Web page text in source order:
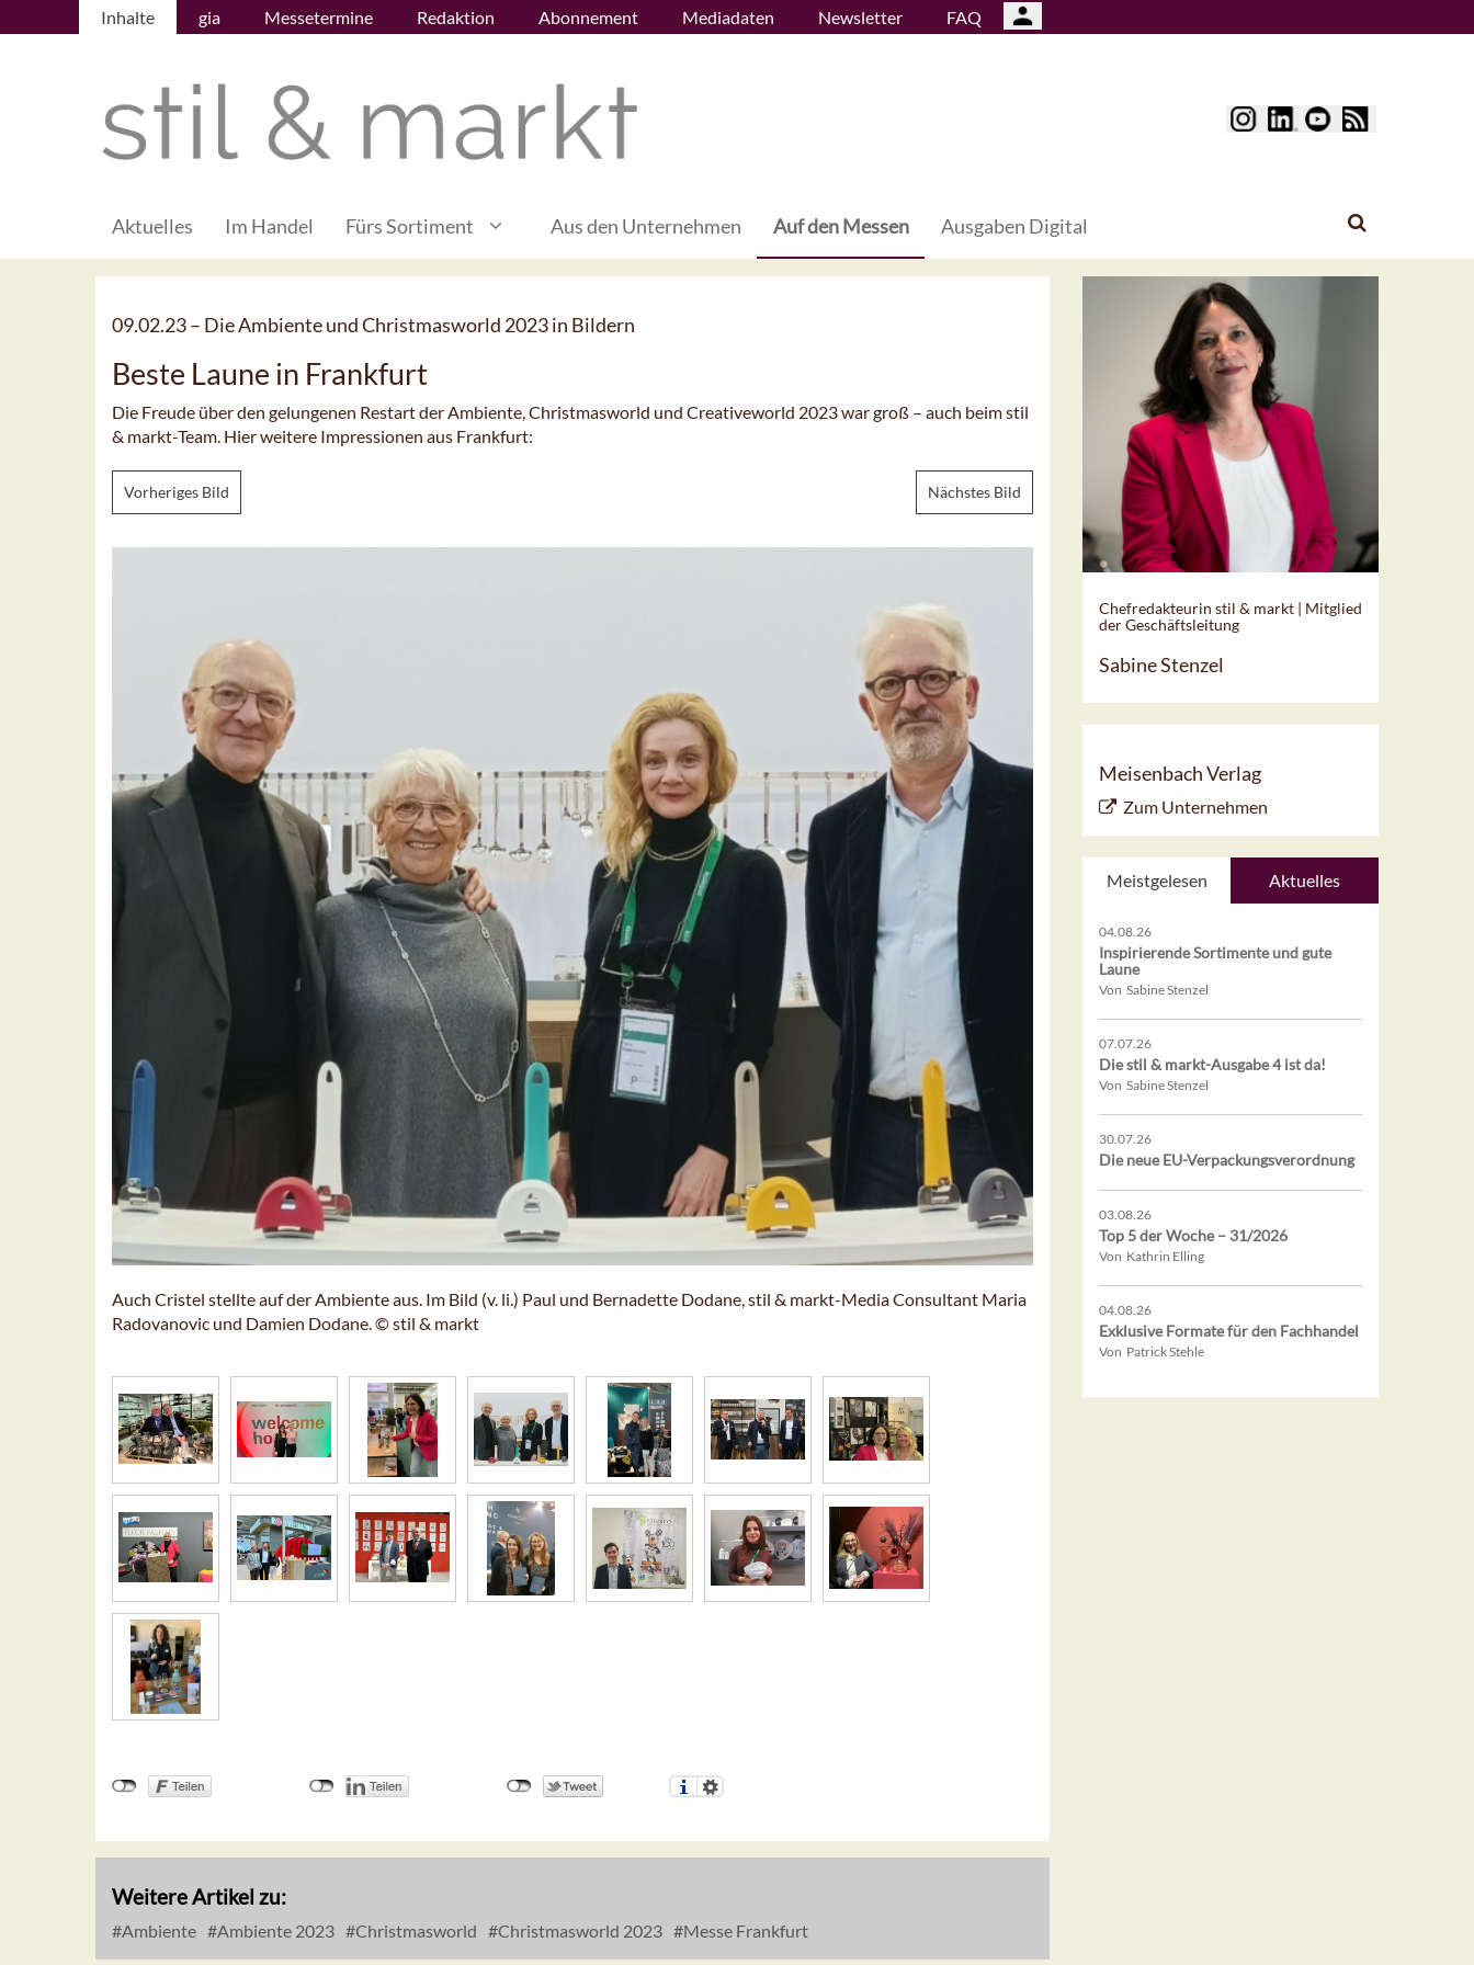
Inhalte gia Messetermine Redaktion Abonnement Mediadaten Newsletter FAQ
Aktuelles Im Handel Fürs Sortiment Aus den Unternehmen Auf den Messen Ausgaben Digital
09.02.23 – Die Ambiente und Christmasworld 2023 in Bildern
Beste Laune in Frankfurt
Die Freude über den gelungenen Restart der Ambiente, Christmasworld und Creativeworld 2023 war groß – auch beim stil
& markt-Team. Hier weitere Impressionen aus Frankfurt:
Vorheriges Bild Nächstes Bild
Auch Cristel stellte auf der Ambiente aus. Im Bild (v. li.) Paul und Bernadette Dodane, stil & markt-Media Consultant Maria
Radovanovic und Damien Dodane. © stil & markt
Weitere Artikel zu:
Ambiente Ambiente 2023 Christmasworld Christmasworld 2023 Messe Frankfurt
Chefredakteurin stil & markt | Mitglied
der Geschäftsleitung
Sabine Stenzel
Meisenbach Verlag
Zum Unternehmen
Meistgelesen Aktuelles
04.08.26
Inspirierende Sortimente und gute
Laune
Von Sabine Stenzel
07.07.26
Die stil & markt-Ausgabe 4 ist da!
Von Sabine Stenzel
30.07.26
Die neue EU-Verpackungsverordnung
03.08.26
Top 5 der Woche – 31/2026
Von Kathrin Elling
04.08.26
Exklusive Formate für den Fachhandel
Von Patrick Stehle